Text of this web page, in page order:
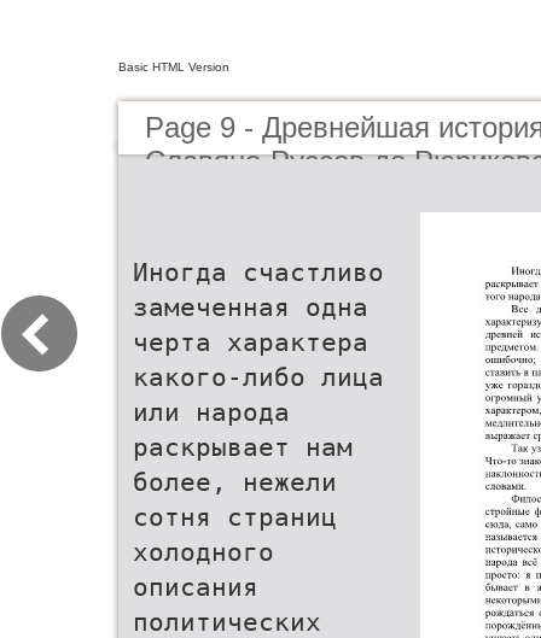
Basic HTML Version
Page 9 - Древнейшая
Славяно-Руссов до
Иногда счастливо
замеченная одна
черта характера
какого-либо лица
или народа
раскрывает нам
более, нежели
сотня страниц
холодного
описания
политических